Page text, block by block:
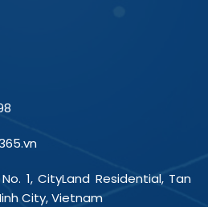
1, CityLand Residential, Tan
City, Vietnam